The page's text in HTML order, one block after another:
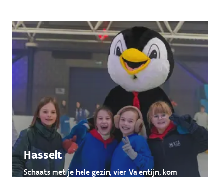
Hasselt
Schaats met je hele gezin, vier Valentijn, kom